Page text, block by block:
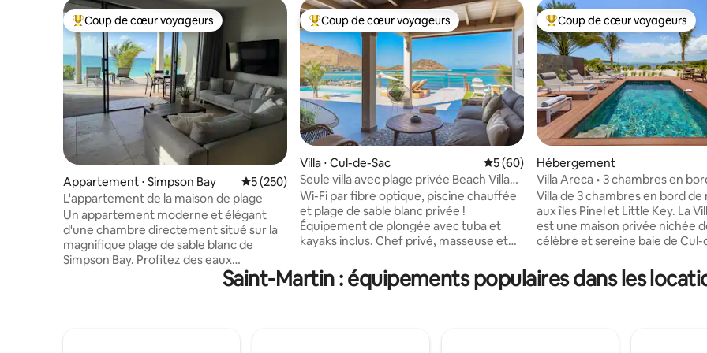
Coups de cœur voyageurs les plus appréciés
Coup de cœur voyageurs
Appartement ⋅ Simpson Bay Évaluation moyenne sur la base de 250 commentaires : 5 sur 5
5 (250)
L'appartement de la maison de plage
Un appartement moderne et élégant
d'une chambre directement situé sur la
magnifique plage de sable blanc de
Simpson Bay. Profitez des eaux
cristallines de jour et explorez le charme
caribéen de notre vie nocturne animée la
Coups de cœur voyageurs les plus appréciés
Coup de cœur voyageurs
Villa ⋅ Cul-de-Sac Évaluation moyenne sur la base de 60
5 (60)
Seule villa avec plage privée Beach Villa
Cala Mar
Wi-Fi par fibre optique, piscine chauffée
et plage de sable blanc privée !
Équipement de plongée avec tuba et
kayaks inclus. Chef privé, masseuse et
dans ce paradis, exclusivement conçu
pour que votre séjour soit absolument
Coups de cœur voyageurs les
Coup de cœur voyageurs
Hébergement
Villa Areca • 3 chambres en
avec kayaks, WiFi, climatisation
Villa de 3 chambres en bord de
aux îles Pinel et Little Key. La
est une maison privée nichée
célèbre et sereine baie de Cul-
front de mer, vous profiterez
imprenable et d'un accès
détente et les aventures sur
Saint-Martin : équipements populaires dans les